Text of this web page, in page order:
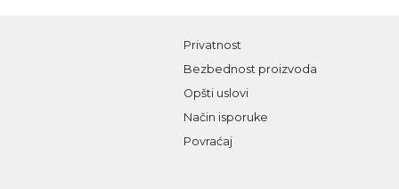
Privatnost
Bezbednost proizvoda
Opšti uslovi
Način isporuke
Povraćaj